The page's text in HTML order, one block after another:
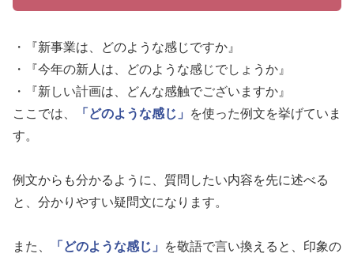
・『新事業は、どのような感じですか』
・『今年の新人は、どのような感じでしょうか』
・『新しい計画は、どんな感触でございますか』
ここでは、
「どのような感じ」
を使った例文を挙げていま
す。
例文からも分かるように、質問したい内容を先に述べる
と、分かりやすい疑問文になります。
また、 「どのような感じ」
を敬語で言い換えると、印象の